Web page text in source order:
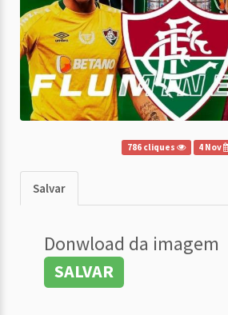
786 cliques 4 Nov
Salvar
Donwload da imagem
SALVAR